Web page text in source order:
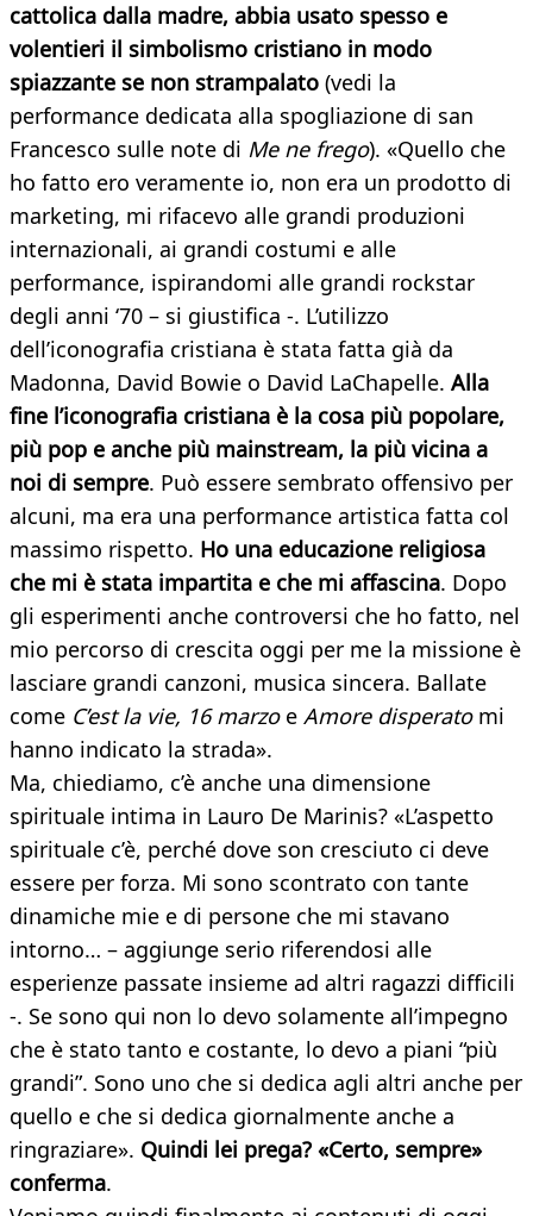
cattolica dalla madre, abbia usato spesso e
volentieri il simbolismo cristiano in modo
spiazzante se non strampalato (vedi la
performance dedicata alla spogliazione di san
Francesco sulle note di Me ne frego). «Quello che
ho fatto ero veramente io, non era un prodotto di
marketing, mi rifacevo alle grandi produzioni
internazionali, ai grandi costumi e alle
performance, ispirandomi alle grandi rockstar
degli anni ‘70 – si giustifica -. L’utilizzo
dell’iconografia cristiana è stata fatta già da
Madonna, David Bowie o David LaChapelle. Alla
fine l’iconografia cristiana è la cosa più popolare,
più pop e anche più mainstream, la più vicina a
noi di sempre. Può essere sembrato offensivo per
alcuni, ma era una performance artistica fatta col
massimo rispetto. Ho una educazione religiosa
che mi è stata impartita e che mi affascina. Dopo
gli esperimenti anche controversi che ho fatto, nel
mio percorso di crescita oggi per me la missione è
lasciare grandi canzoni, musica sincera. Ballate
come C’est la vie, 16 marzo e Amore disperatomi
hanno indicato la strada».
Ma, chiediamo, c’è anche una dimensione
spirituale intima in Lauro De Marinis? «L’aspetto
spirituale c’è, perché dove son cresciuto ci deve
essere per forza. Mi sono scontrato con tante
dinamiche mie e di persone che mi stavano
intorno… – aggiunge serio riferendosi alle
esperienze passate insieme ad altri ragazzi difficili
-. Se sono qui non lo devo solamente all’impegno
che è stato tanto e costante, lo devo a piani “più
grandi”. Sono uno che si dedica agli altri anche per
quello e che si dedica giornalmente anche a
ringraziare». Quindi lei prega? «Certo, sempre»
conferma.